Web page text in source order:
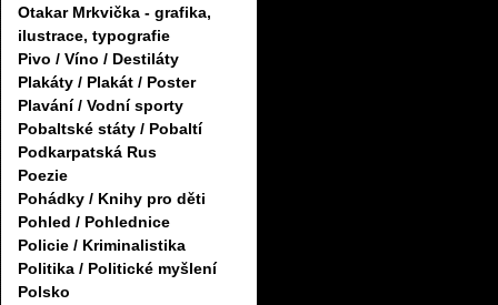
Otakar Mrkvička - grafika,
ilustrace, typografie
Pivo / Víno / Destiláty
Plakáty / Plakát / Poster
Plavání / Vodní sporty
Pobaltské státy / Pobaltí
Podkarpatská Rus
Poezie
Pohádky / Knihy pro děti
Pohled / Pohlednice
Policie / Kriminalistika
Politika / Politické myšlení
Polsko